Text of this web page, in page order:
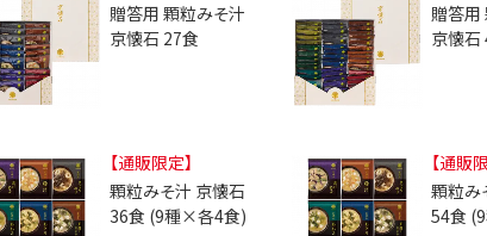
贈答用 顆粒みそ汁
京懐石 27食
贈答用
京懐石
【通販限定】
顆粒みそ汁 京懐石
36食 (9種×各4食)
【通販
顆粒み
54食